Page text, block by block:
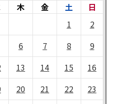
木 金 土
日
1
2
6 7 8
9
13 14 15
16
20 21 22
23